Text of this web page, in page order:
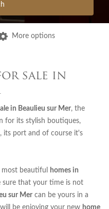
More options
sale in
in Beaulieu sur Mer, the
for its stylish boutiques,
its port and of course it's
most beautiful
homes in
sure that your time is not
sur Mer can be yours in a
be enjoying your new home